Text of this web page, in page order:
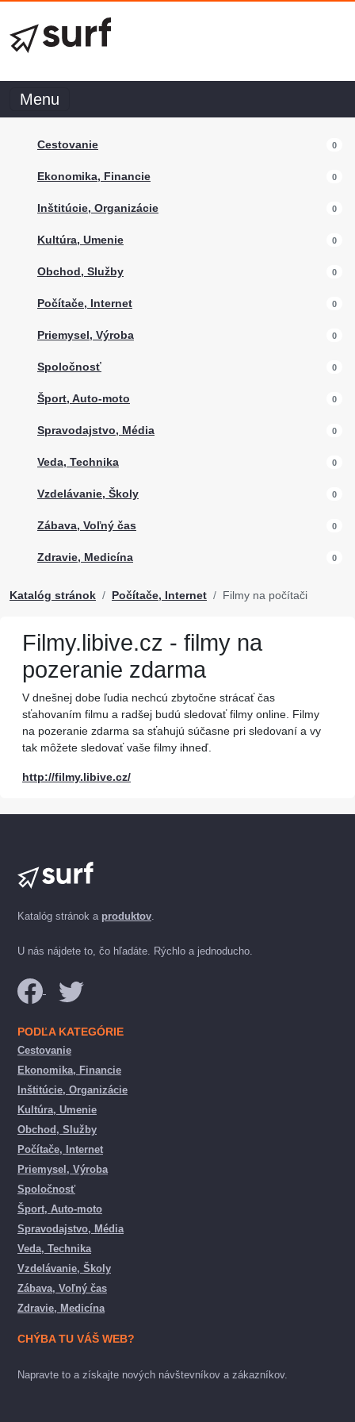
Menu
Cestovanie 0
Ekonomika, Financie 0
Inštitúcie, Organizácie 0
Kultúra, Umenie 0
Obchod, Služby 0
Počítače, Internet 0
Priemysel, Výroba 0
Spoločnosť 0
Šport, Auto-moto 0
Spravodajstvo, Média 0
Veda, Technika 0
Vzdelávanie, Školy 0
Zábava, Voľný čas 0
Zdravie, Medicína 0
Katalóg stránok Počítače, Internet Filmy na počítači
Filmy.libive.cz - filmy na
pozeranie zdarma
V dnešnej dobe ľudia nechcú zbytočne strácať čas
sťahovaním filmu a radšej budú sledovať filmy online. Filmy
na pozeranie zdarma sa sťahujú súčasne pri sledovaní a vy
tak môžete sledovať vaše filmy ihneď.
http://filmy.libive.cz/
Katalóg stránok a produktov.
U nás nájdete to, čo hľadáte. Rýchlo a jednoducho.
PODĽA KATEGÓRIE
Cestovanie
Ekonomika, Financie
Inštitúcie, Organizácie
Kultúra, Umenie
Obchod, Služby
Počítače, Internet
Priemysel, Výroba
Spoločnosť
Šport, Auto-moto
Spravodajstvo, Média
Veda, Technika
Vzdelávanie, Školy
Zábava, Voľný čas
Zdravie, Medicína
CHÝBA TU VÁŠ WEB?
Napravte to a získajte nových návštevníkov a zákazníkov.